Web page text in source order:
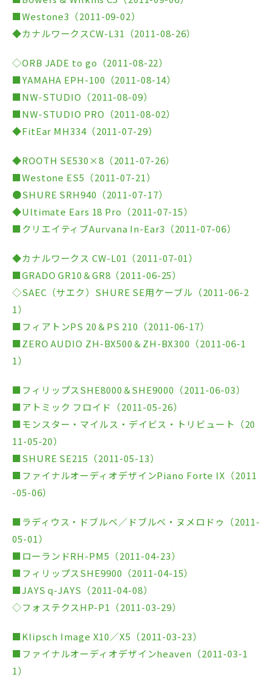
■Westone3（2011-09-02）
◆カナルワークスCW-L31（2011-08-26）
◇ORB JADE to go（2011-08-22）
■YAMAHA EPH-100（2011-08-14）
■NW-STUDIO（2011-08-09）
■NW-STUDIO PRO（2011-08-02）
◆FitEar MH334（2011-07-29）
◆ROOTH SE530×8（2011-07-26）
■Westone ES5（2011-07-21）
●SHURE SRH940（2011-07-17）
◆Ultimate Ears 18 Pro（2011-07-15）
■クリエイティブAurvana In-Ear3（2011-07-06）
◆カナルワークス CW-L01（2011-07-01）
■GRADO GR10＆GR8（2011-06-25）
◇SAEC（サエク）SHURE SE用ケーブル（2011-06-2
1）
■フィアトンPS 20＆PS 210（2011-06-17）
■ZERO AUDIO ZH-BX500＆ZH-BX300（2011-06-1
1）
■フィリップスSHE8000＆SHE9000（2011-06-03）
■アトミック フロイド（2011-05-26）
■モンスター・マイルス・デイビス・トリビュート（20
11-05-20）
■SHURE SE215（2011-05-13）
■ファイナルオーディオデザインPiano Forte IX（2011
-05-06）
■ラディウス・ドブルベ／ドブルベ・ヌメロドゥ（2011-
05-01）
■ローランドRH-PM5（2011-04-23）
■フィリップスSHE9900（2011-04-15）
■JAYS q-JAYS（2011-04-08）
◇フォステクスHP-P1（2011-03-29）
■Klipsch Image X10／X5（2011-03-23）
■ファイナルオーディオデザインheaven（2011-03-1
1）